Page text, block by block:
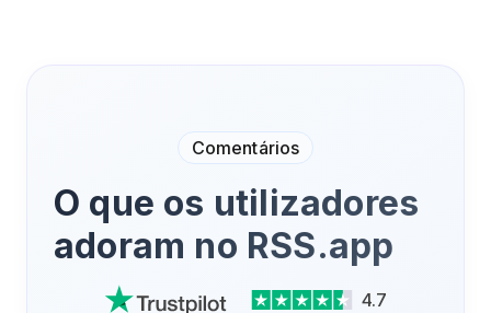
Comentários
O que os utilizadores
adoram no RSS.app
4.7